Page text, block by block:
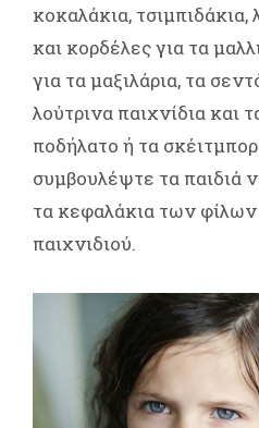
κοκαλάκια, τσιμπιδάκια,
και κορδέλες για τα
για τα μαξιλάρια, τα
λούτρινα παιχνίδια και
ποδήλατο ή τα
συμβουλέψτε τα παιδιά
τα κεφαλάκια των
παιχνιδιού.